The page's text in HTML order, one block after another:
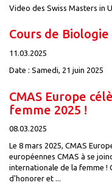
Video des Swiss Masters in
Cours de
11.03.2025
Date : Samedi, 21 juin 2025
CMAS Europe
femme 2025 !
08.03.2025
Le 8 mars 2025, CMAS
européennes CMAS à se
internationale de la femme !
d'honorer et ...